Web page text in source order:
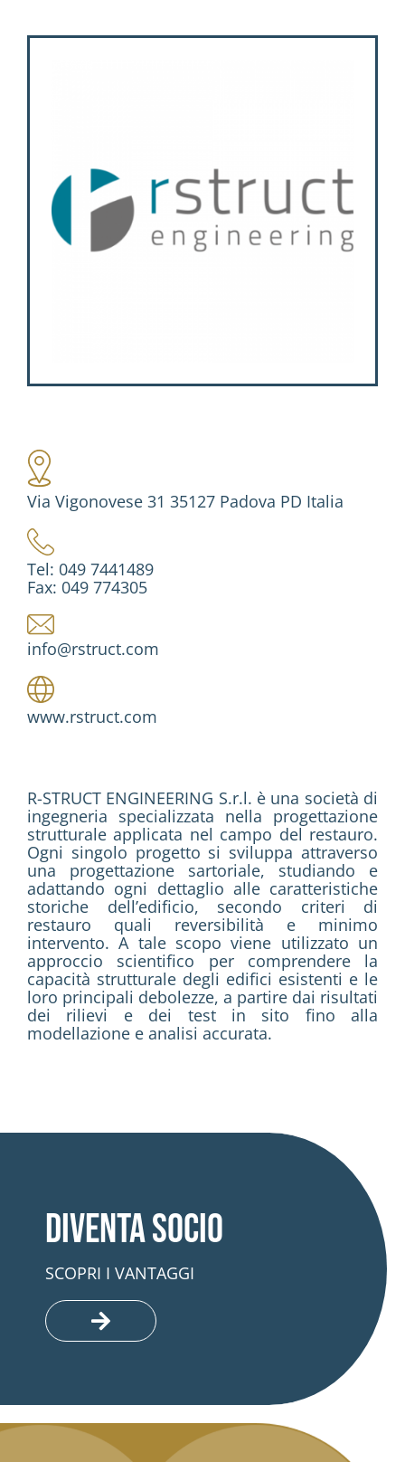
Via Vigonovese 31 35127 Padova PD Italia
Tel: 049 7441489
Fax: 049 774305
info@rstruct.com
www.rstruct.com
R-STRUCT ENGINEERING S.r.l. è una società di
ingegneria specializzata nella progettazione
strutturale applicata nel campo del restauro.
Ogni singolo progetto si sviluppa attraverso
una progettazione sartoriale, studiando e
adattando ogni dettaglio alle caratteristiche
storiche dell’edificio, secondo criteri di
restauro quali reversibilità e minimo
intervento. A tale scopo viene utilizzato un
approccio scientifico per comprendere la
capacità strutturale degli edifici esistenti e le
loro principali debolezze, a partire dai risultati
dei rilievi e dei test in sito fino alla
modellazione e analisi accurata.
Diventa socio
SCOPRI I VANTAGGI